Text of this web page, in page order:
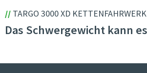
// TARGO 3000 XD KETTENFAHRWERK
Das Schwergewicht kann